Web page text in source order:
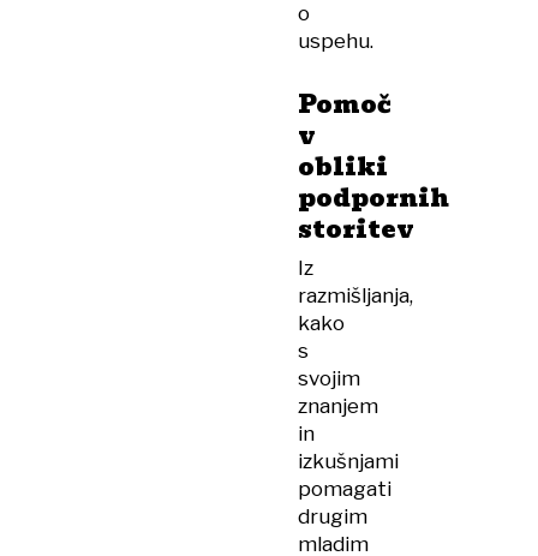
o
uspehu.
Pomoč
v
obliki
podpornih
storitev
Iz
razmišljanja,
kako
s
svojim
znanjem
in
izkušnjami
pomagati
drugim
mladim